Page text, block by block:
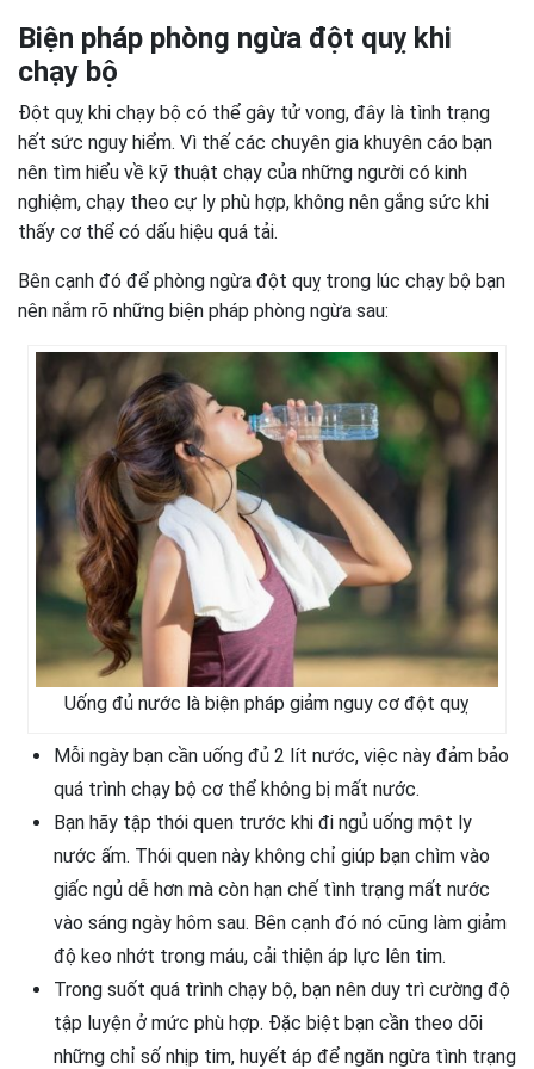
Biện pháp phòng ngừa đột quỵ khi
chạy bộ
Đột quỵ khi chạy bộ có thể gây tử vong, đây là tình trạng
hết sức nguy hiểm. Vì thế các chuyên gia khuyên cáo bạn
nên tìm hiểu về kỹ thuật chạy của những người có kinh
nghiệm, chạy theo cự ly phù hợp, không nên gắng sức khi
thấy cơ thể có dấu hiệu quá tải.
Bên cạnh đó để phòng ngừa đột quỵ trong lúc chạy bộ bạn
nên nắm rõ những biện pháp phòng ngừa sau:
Uống đủ nước là biện pháp giảm nguy cơ đột quỵ
Mỗi ngày bạn cần uống đủ 2 lít nước, việc này đảm bảo
quá trình chạy bộ cơ thể không bị mất nước.
Bạn hãy tập thói quen trước khi đi ngủ uống một ly
nước ấm. Thói quen này không chỉ giúp bạn chìm vào
giấc ngủ dễ hơn mà còn hạn chế tình trạng mất nước
vào sáng ngày hôm sau. Bên cạnh đó nó cũng làm giảm
độ keo nhớt trong máu, cải thiện áp lực lên tim.
Trong suốt quá trình chạy bộ, bạn nên duy trì cường độ
tập luyện ở mức phù hợp. Đặc biệt bạn cần theo dõi
những chỉ số nhịp tim, huyết áp để ngăn ngừa tình trạng